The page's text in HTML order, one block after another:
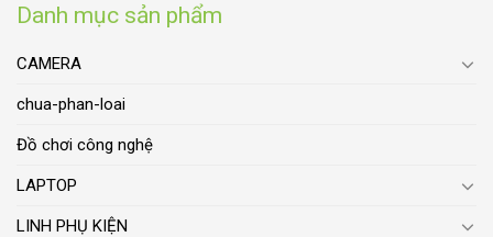
Danh mục sản phẩm
CAMERA
chua-phan-loai
Đồ chơi công nghệ
LAPTOP
LINH PHỤ KIỆN